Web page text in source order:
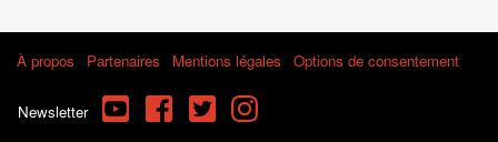
À propos Partenaires Mentions légales Options de consentement
Newsletter YouTube FacebookTwitterInstagram